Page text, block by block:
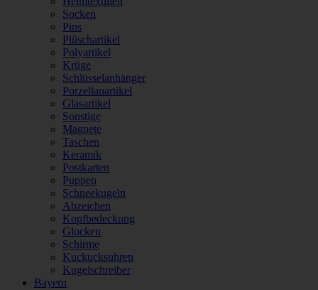
Socken
Pins
Plüschartikel
Polyartikel
Krüge
Schlüsselanhänger
Porzellanartikel
Glasartikel
Sonstige
Magnete
Taschen
Keramik
Postkarten
Puppen
Schneekugeln
Abzeichen
Kopfbedeckung
Glocken
Schirme
Kuckucksuhren
Kugelschreiber
Bayern